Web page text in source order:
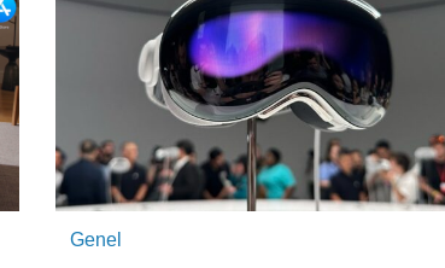
Genel